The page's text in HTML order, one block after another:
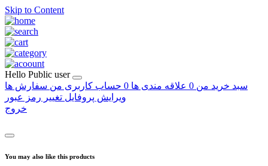
Skip to Content
Hello Public user
سبد خرید من 0 علاقه مندی ها 0 حساب کاربری من سفارش ها
ویرایش پروفایل تغییر رمز عبور
خروج
You may also like this products